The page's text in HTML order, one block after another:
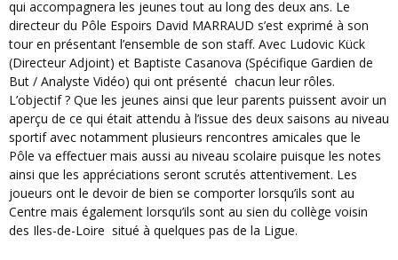
qui accompagnera les jeunes tout au long des deux ans. Le
directeur du Pôle Espoirs David MARRAUD s’est exprimé à son
tour en présentant l’ensemble de son staff. Avec Ludovic Kück
(Directeur Adjoint) et Baptiste Casanova (Spécifique Gardien de
But / Analyste Vidéo) qui ont présenté chacun leur rôles.
L’objectif ? Que les jeunes ainsi que leur parents puissent avoir un
aperçu de ce qui était attendu à l’issue des deux saisons au niveau
sportif avec notamment plusieurs rencontres amicales que le
Pôle va effectuer mais aussi au niveau scolaire puisque les notes
ainsi que les appréciations seront scrutés attentivement. Les
joueurs ont le devoir de bien se comporter lorsqu’ils sont au
Centre mais également lorsqu’ils sont au sien du collège voisin
des Iles-de-Loire situé à quelques pas de la Ligue.